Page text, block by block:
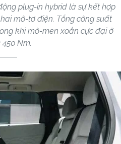
plug-in hybrid là sự kết hợp
mô-tơ điện. Tổng công suất
khi mô-men xoắn cực đại ở
Nm.